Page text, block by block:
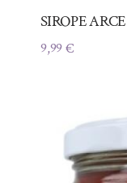
SIROPE
9,99€